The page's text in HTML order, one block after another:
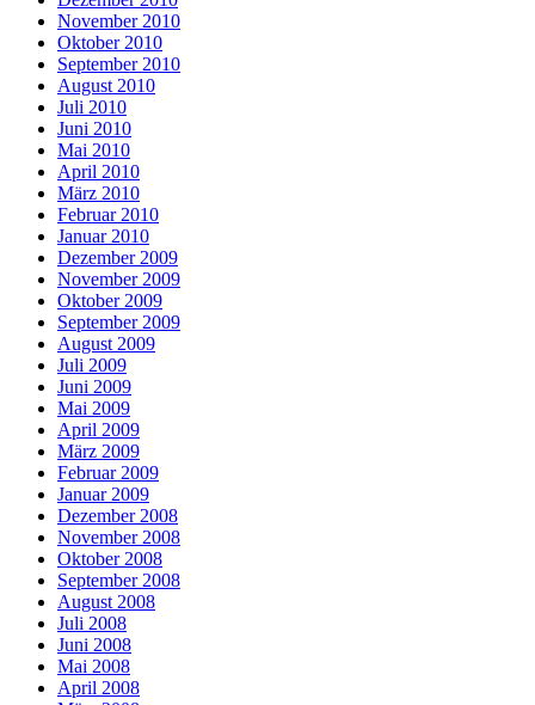
November 2010
Oktober 2010
September 2010
August 2010
Juli 2010
Juni 2010
Mai 2010
April 2010
März 2010
Februar 2010
Januar 2010
Dezember 2009
November 2009
Oktober 2009
September 2009
August 2009
Juli 2009
Juni 2009
Mai 2009
April 2009
März 2009
Februar 2009
Januar 2009
Dezember 2008
November 2008
Oktober 2008
September 2008
August 2008
Juli 2008
Juni 2008
Mai 2008
April 2008